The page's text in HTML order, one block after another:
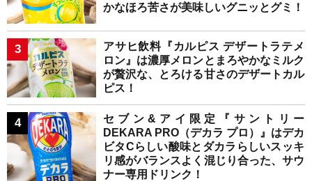
かなほろ苦さが美味しいグニッとグミ！
アサヒ飲料『カルピス デザートラテメ
ロン』は濃厚メロンとまろやかなミルク
が贅沢な、とろける甘さのデザートカル
ピス！
セブン&アイ限定『サントリー
DEKARA PRO（デカラ プロ）』はデカ
ビタCらしい酸味とダカラらしいスッキ
リ感がバランスよく混じり合った、サウ
ナー専用ドリンク！